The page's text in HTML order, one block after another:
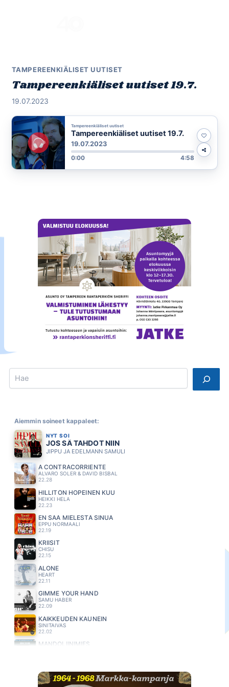
TAMPEREENKIÄLISET UUTISET
Tampereenkiäliset uutiset 19.7.
19.07.2023
Tampereenkiäliset uutiset
Tampereenkiäliset uutiset 19.7.
19.07.2023
0:00 4:58
Search
Aiemmin soineet kappaleet:
NYT SOI
JOS SÄ TAHDOT NIIN
JIPPU JA EDELMANN SAMULI
A CONTRACORRIENTE
ALVARO SOLER & DAVID BISBAL
22.28
HILLITÖN HOPEINEN KUU
HEIKKI HELA
22.23
EN SAA MIELESTÄ SINUA
EPPU NORMAALI
22.19
KRIISIT
CHISU
22.15
ALONE
HEART
22.11
GIMME YOUR HAND
SAMU HABER
22.09
KAIKKEUDEN KAUNEIN
SINITAIVAS
22.02
MANDOLIINIMIES
RESSU REDFORD
21.54